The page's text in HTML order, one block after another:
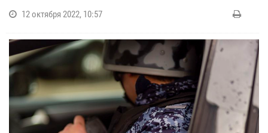
12 октября 2022, 10:57